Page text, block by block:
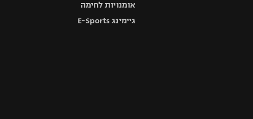
אומנויות לחימה
גיימינג E-Sports